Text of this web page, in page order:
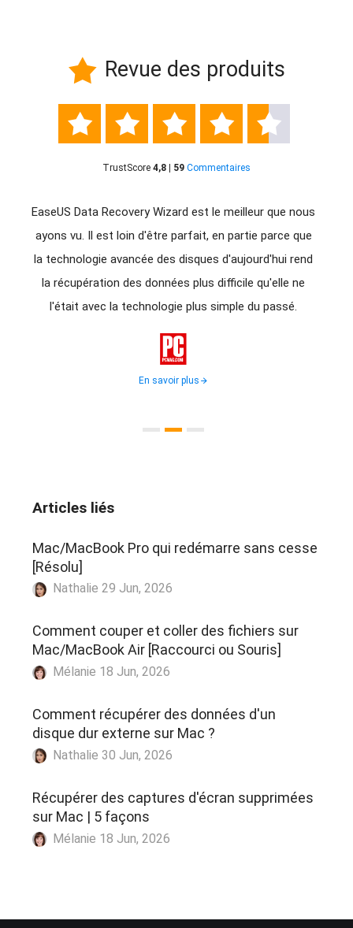
 Revue des produits
    
TrustScore 4,8 | 59 Commentaires
EaseUS Data Recovery Wizard est le meilleur que nous
ayons vu. Il est loin d'être parfait, en partie parce que
la technologie avancée des disques d'aujourd'hui rend
la récupération des données plus difficile qu'elle ne
l'était avec la technologie plus simple du passé.

En savoir plus
Articles liés
Mac/MacBook Pro qui redémarre sans cesse
[Résolu]
Nathalie 29 Jun, 2026
Comment couper et coller des fichiers sur
Mac/MacBook Air [Raccourci ou Souris]
Mélanie 18 Jun, 2026
Comment récupérer des données d'un
disque dur externe sur Mac ?
Nathalie 30 Jun, 2026
Récupérer des captures d'écran supprimées
sur Mac | 5 façons
Mélanie 18 Jun, 2026